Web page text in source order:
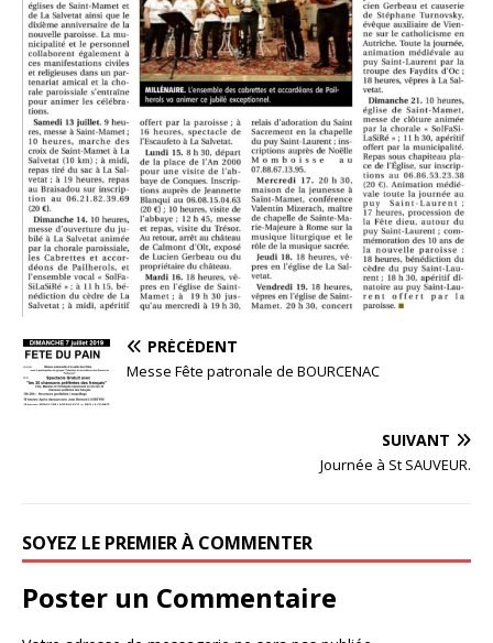
PRÉCÉDENT
Messe Fête patronale de BOURCENAC
SUIVANT
Journée à St SAUVEUR.
SOYEZ LE PREMIER À COMMENTER
Poster un Commentaire